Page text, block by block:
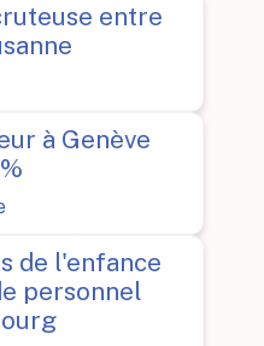
entre
à Genève
de l'enfance
personnel